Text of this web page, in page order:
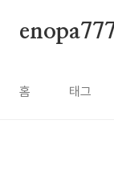
홈 태그